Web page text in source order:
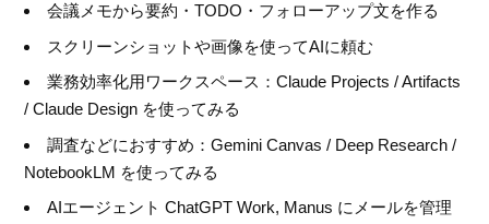
会議メモから要約・TODO・フォローアップ文を作る
スクリーンショットや画像を使ってAIに頼む
業務効率化用ワークスペース：Claude Projects / Artifacts
/ Claude Design を使ってみる
調査などにおすすめ：Gemini Canvas / Deep Research /
NotebookLM を使ってみる
AIエージェント ChatGPT Work, Manus にメールを管理